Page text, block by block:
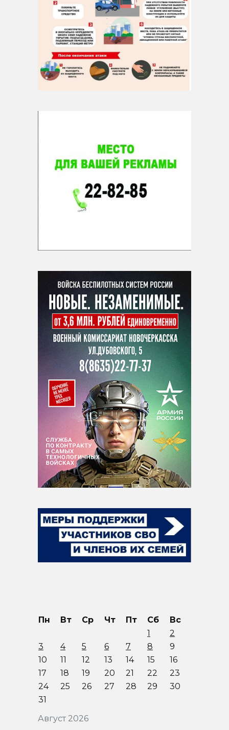
Август 2026
Пн Вт Ср Чт Пт Сб
Вс
1
2
3
4 5 6 7 8
9
10
11 12 13 14 15
16
17
18 19 20 21 22
23
24
25 26 27 28 29
30
31